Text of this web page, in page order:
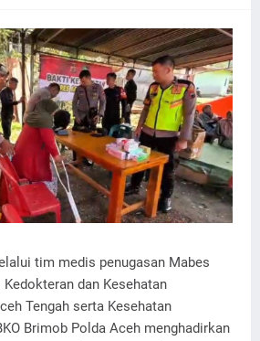
tim medis penugasan Mabes
dan Kesehatan
Tengah serta Kesehatan
Brimob Polda Aceh menghadirkan